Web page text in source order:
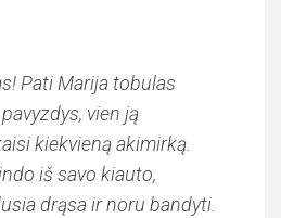
Pati Marija tobulas
vien ją
kiekvieną akimirką.
iš savo kiauto,
drąsa ir noru bandyti.